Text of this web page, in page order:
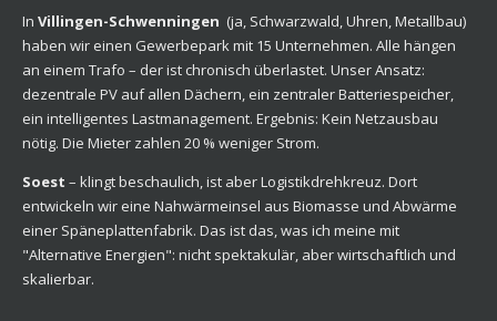
In Villingen-Schwenningen (ja, Schwarzwald, Uhren, Metallbau)
haben wir einen Gewerbepark mit 15 Unternehmen. Alle hängen
an einem Trafo – der ist chronisch überlastet. Unser Ansatz:
dezentrale PV auf allen Dächern, ein zentraler Batteriespeicher,
ein intelligentes Lastmanagement. Ergebnis: Kein Netzausbau
nötig. Die Mieter zahlen 20 % weniger Strom.
Soest – klingt beschaulich, ist aber Logistikdrehkreuz. Dort
entwickeln wir eine Nahwärmeinsel aus Biomasse und Abwärme
einer Späneplattenfabrik. Das ist das, was ich meine mit
"Alternative Energien": nicht spektakulär, aber wirtschaftlich und
skalierbar.